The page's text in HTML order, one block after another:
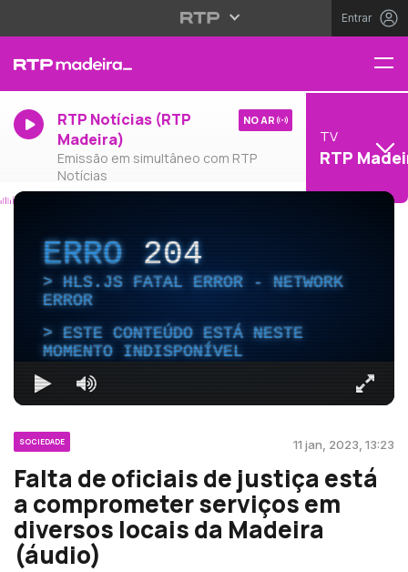
Entrar
RTP Notícias (RTP
Madeira)
Emissão em simultâneo com RTP
Notícias
NO AR
TV
RTP
ERRO204
HLS.JS FATAL ERROR - NETWORK
ERROR
ESTE CONTEÚDO ESTÁ NESTE
MOMENTO INDISPONÍVEL
SOCIEDADE 11 jan, 2023, 13:23
Falta de oficiais de justiça está
a comprometer serviços em
diversos locais da Madeira
(áudio)